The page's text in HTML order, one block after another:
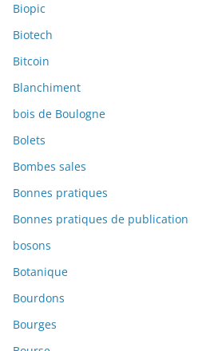
Biopic
Biotech
Bitcoin
Blanchiment
bois de Boulogne
Bolets
Bombes sales
Bonnes pratiques
Bonnes pratiques de publication
bosons
Botanique
Bourdons
Bourges